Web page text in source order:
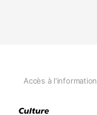
Accès à l'information